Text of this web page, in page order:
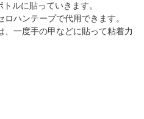
ルに貼っていきます。
ハンテープで代用できます。
、一度手の甲などに貼って粘着力